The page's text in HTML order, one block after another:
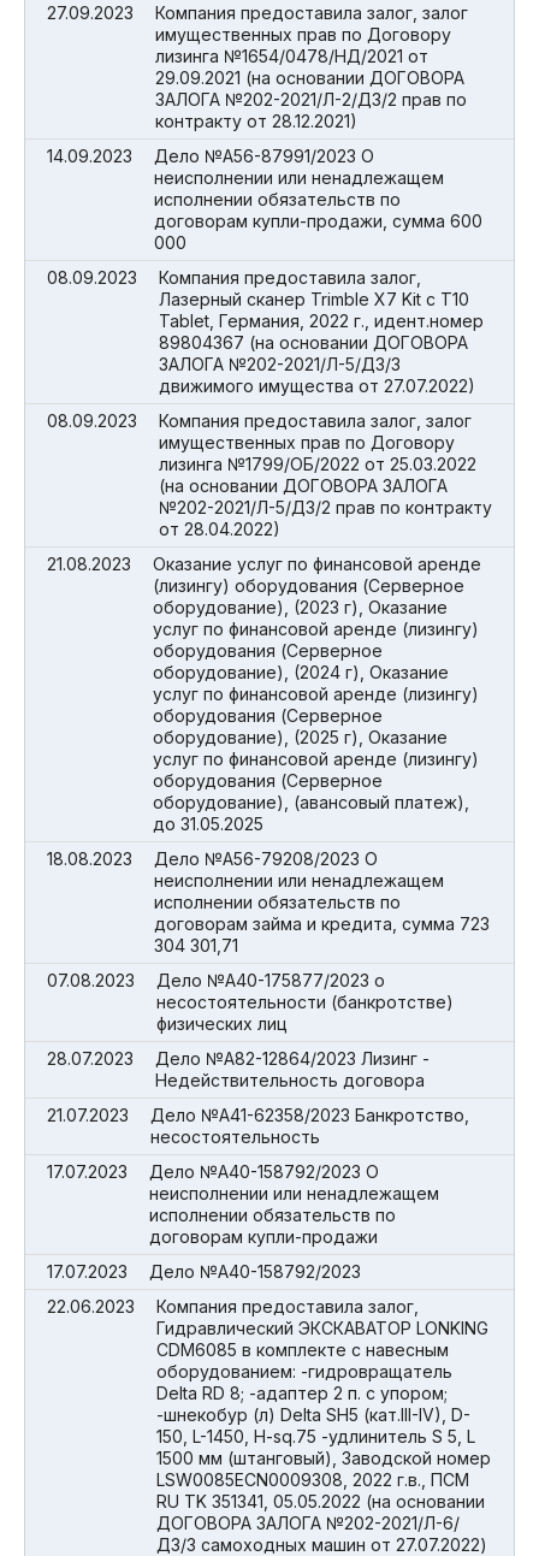
27.09.2023
Компания предоставила залог, залог
имущественных прав по Договору
лизинга №1654/0478/НД/2021 от
29.09.2021 (на основании ДОГОВОРА
ЗАЛОГА №202-2021/Л-2/ДЗ/2 прав по
контракту от 28.12.2021)
14.09.2023
Дело №А56-87991/2023 О
неисполнении или ненадлежащем
исполнении обязательств по
договорам купли-продажи, сумма 600
000
08.09.2023
Компания предоставила залог,
Лазерный сканер Trimble X7 Kit с T10
Tablet, Германия, 2022 г., идент.номер
89804367 (на основании ДОГОВОРА
ЗАЛОГА №202-2021/Л-5/ДЗ/3
движимого имущества от 27.07.2022)
08.09.2023
Компания предоставила залог, залог
имущественных прав по Договору
лизинга №1799/ОБ/2022 от 25.03.2022
(на основании ДОГОВОРА ЗАЛОГА
№202-2021/Л-5/ДЗ/2 прав по контракту
от 28.04.2022)
21.08.2023
Оказание услуг по финансовой аренде
(лизингу) оборудования (Серверное
оборудование), (2023 г), Оказание
услуг по финансовой аренде (лизингу)
оборудования (Серверное
оборудование), (2024 г), Оказание
услуг по финансовой аренде (лизингу)
оборудования (Серверное
оборудование), (2025 г), Оказание
услуг по финансовой аренде (лизингу)
оборудования (Серверное
оборудование), (авансовый платеж),
до 31.05.2025
18.08.2023
Дело №А56-79208/2023 О
неисполнении или ненадлежащем
исполнении обязательств по
договорам займа и кредита, сумма 723
304 301,71
07.08.2023
Дело №А40-175877/2023 о
несостоятельности (банкротстве)
физических лиц
28.07.2023
Дело №А82-12864/2023 Лизинг -
Недействительность договора
21.07.2023
Дело №А41-62358/2023 Банкротство,
несостоятельность
17.07.2023
Дело №А40-158792/2023 О
неисполнении или ненадлежащем
исполнении обязательств по
договорам купли-продажи
17.07.2023
Дело №А40-158792/2023
22.06.2023
Компания предоставила залог,
Гидравлический ЭКСКАВАТОР LONKING
СDM6085 в комплекте с навесным
оборудованием: -гидровращатель
Delta RD 8; -адаптер 2 п. с упором;
-шнекобур (л) Delta SH5 (кат.III-IV), D-
150, L-1450, H-sq.75 -удлинитель S 5, L
1500 мм (штанговый), Заводской номер
LSW0085ECN0009308, 2022 г.в., ПСМ
RU TK 351341, 05.05.2022 (на основании
ДОГОВОРА ЗАЛОГА №202-2021/Л-6/
ДЗ/3 самоходных машин от 27.07.2022)